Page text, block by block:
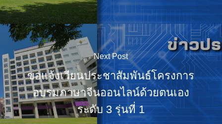
Next Post
ขอแจ้งเวียนประชาสัมพันธ์โครงการ
อบรมภาษาจีนออนไลน์ด้วยตนเอง
ระดับ 3 รุ่นที่ 1